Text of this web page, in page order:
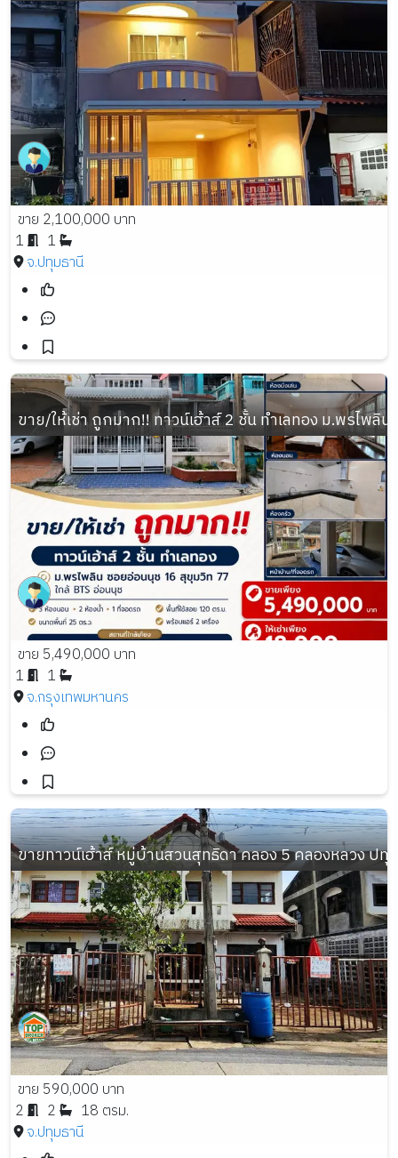
ขาย 2,100,000 บาท
1
1
จ.ปทุมธานี
ขาย/ให้เช่า ถูกมาก!! ทาวน์เฮ้าส์ 2 ชั้น ทำเลทอง ม.พรไพ
ขาย 5,490,000 บาท
1
1
จ.กรุงเทพมหานคร
ขายทาวน์เฮ้าส์ หมู่บ้านสวนสุทธิดา คลอง 5 คลองหลวง ปทุ
ขาย 590,000 บาท
2
2
18 ตรม.
จ.ปทุมธานี